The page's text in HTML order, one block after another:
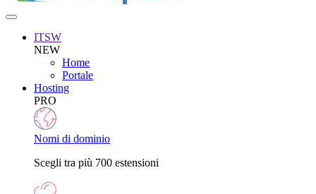
ITSW
NEW
Home
Portale
Hosting
PRO
Nomi di dominio
Scegli tra più 700 estensioni